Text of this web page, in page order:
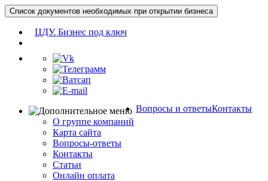
Список документов необходимых при открытии бизнеса
ЦДУ. Бизнес под ключ
Вопросы и ответыКонтакты
О группе компаний
Карта сайта
Вопросы-ответы
Контакты
Статьи
Онлайн оплата